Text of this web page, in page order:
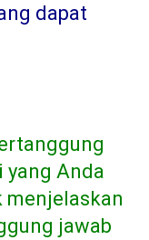
dapat
yang Anda
menjelaskan
jawab